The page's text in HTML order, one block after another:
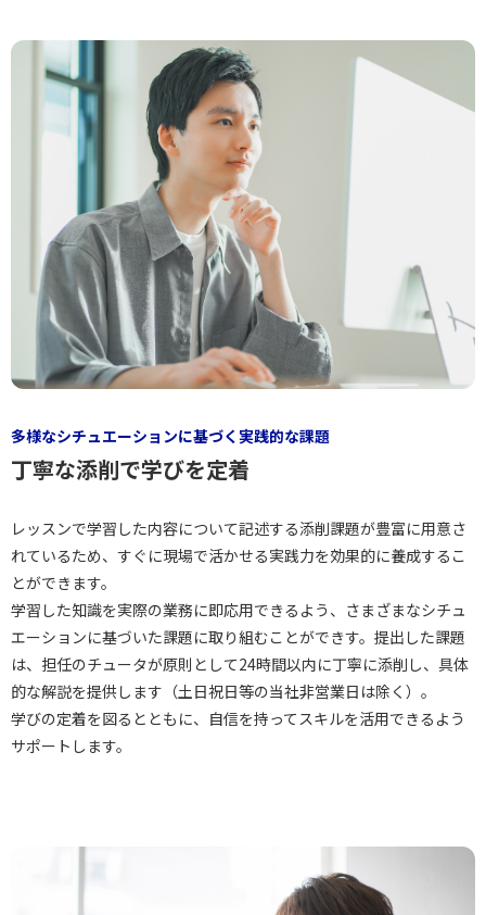
多様なシチュエーションに基づく実践的な課題
丁寧な添削で学びを定着
レッスンで学習した内容について記述する添削課題が豊富に用意さ
れているため、すぐに現場で活かせる実践力を効果的に養成するこ
とができます。
学習した知識を実際の業務に即応用できるよう、さまざまなシチュ
エーションに基づいた課題に取り組むことができす。提出した課題
は、担任のチュータが原則として24時間以内に丁寧に添削し、具体
的な解説を提供します（土日祝日等の当社非営業日は除く）。
学びの定着を図るとともに、自信を持ってスキルを活用できるよう
サポートします。